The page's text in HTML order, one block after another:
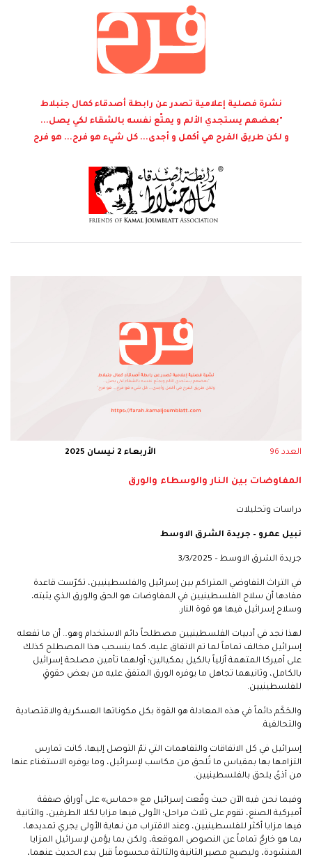
نشرة فصلية إعلامية تصدر عن رابطة أصدقاء كمال جنبلاط
"بعضهم يستجدي الألم و يمتّع نفسه بالشقاء لكي يصل...
و لكن طريق الفرح هي أكمل و أجدى... كل شيء هو فرح... هو فرح
العدد 96 الأربعاء 2 نيسان 2025
المفاوضات بين النار والوسطاء والورق
دراسات وتحليلات
نبيل عمرو – جريدة الشرق الاوسط
جريدة الشرق الاوسط – 3/3/2025
في التراث التفاوضي المتراكم بين إسرائيل والفلسطينيين، تكرّست قاعدة
مفادها أن سلاح الفلسطينيين في المفاوضات هو الحق والورق الذي يثبته،
وسلاح إسرائيل فيها هو قوة النار.
لهذا نجد في أدبيات الفلسطينيين مصطلحاً دائم الاستخدام وهو… أن ما تفعله
إسرائيل مخالف تماماً لما تم الاتفاق عليه، كما ينسحب هذا المصطلح كذلك
على أميركا المتهمة أزلياً بالكيل بمكيالين؛ أولهما تأمين مصلحة إسرائيل
بالكامل، وثانيهما تجاهل ما يوفره الورق المتفق عليه من بعض حقوقٍ
للفلسطينيين.
والحَكَم دائماً في هذه المعادلة هو القوة بكل مكوناتها العسكرية والاقتصادية
والتحالفية.
إسرائيل في كل الاتفاقات والتفاهمات التي تمّ التوصل إليها، كانت تمارس
التزامها بها بمقياس ما تُلحق من مكاسب لإسرائيل، وما يوفره الاستغناء عنها
من أذىً يلحق بالفلسطينيين.
وفيما نحن فيه الآن حيث وقّعت إسرائيل مع «حماس» على أوراق صفقة
أميركية الصنع، تقوم على ثلاث مراحل؛ الأولى فيها مزايا لكلا الطرفين، والثانية
فيها مزايا أكثر للفلسطينيين، وعند الاقتراب من نهاية الأولى يجري تمديدها،
بما هو خارجٌ تماماً عن النصوص الموقعة، ولكن بما يؤمن لإسرائيل المزايا
المنشودة، وليصبح مصير الثانية والثالثة محسوماً قبل بدء الحديث عنهما،